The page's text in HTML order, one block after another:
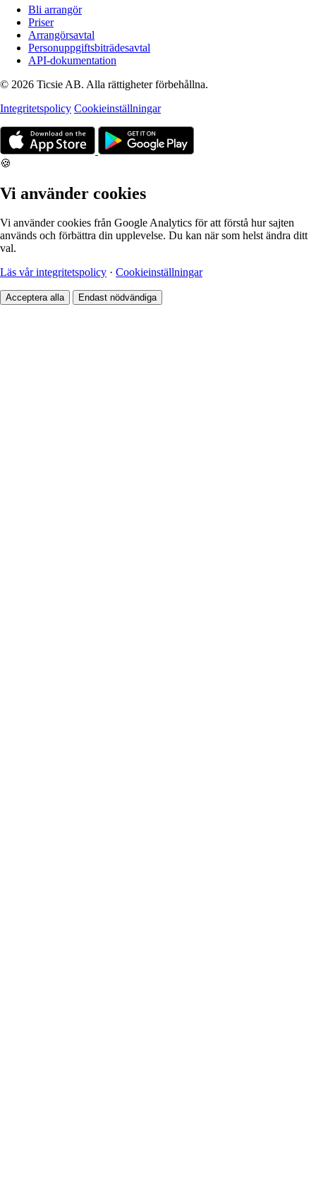
Bli arrangör
Priser
Arrangörsavtal
Personuppgiftsbiträdesavtal
API-dokumentation
© 2026 Ticsie AB. Alla rättigheter förbehållna.
Integritetspolicy Cookieinställningar
🍪
Vi använder cookies
Vi använder cookies från Google Analytics för att förstå hur sajten
används och förbättra din upplevelse. Du kan när som helst ändra ditt
val.
Läs vår integritetspolicy · Cookieinställningar
Acceptera alla Endast nödvändiga